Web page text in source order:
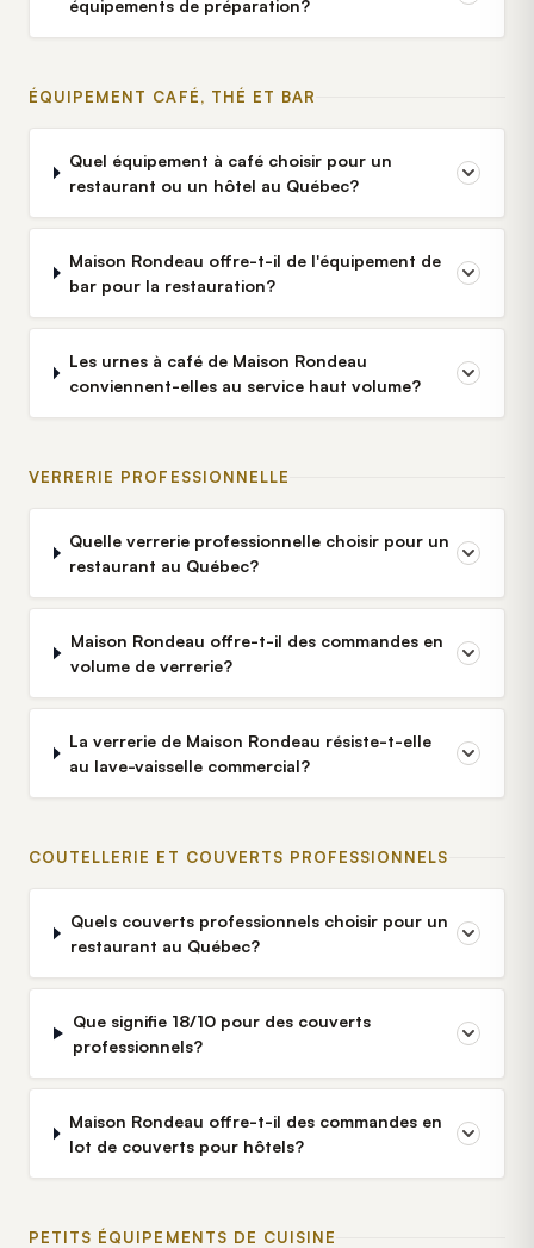
équipements de préparation?
ÉQUIPEMENT CAFÉ, THÉ ET BAR
Quel équipement à café choisir pour un
restaurant ou un hôtel au Québec?
Maison Rondeau offre-t-il de l'équipement de
bar pour la restauration?
Les urnes à café de Maison Rondeau
conviennent-elles au service haut volume?
VERRERIE PROFESSIONNELLE
Quelle verrerie professionnelle choisir pour un
restaurant au Québec?
Maison Rondeau offre-t-il des commandes en
volume de verrerie?
La verrerie de Maison Rondeau résiste-t-elle
au lave-vaisselle commercial?
COUTELLERIE ET COUVERTS PROFESSIONNELS
Quels couverts professionnels choisir pour un
restaurant au Québec?
Que signifie 18/10 pour des couverts
professionnels?
Maison Rondeau offre-t-il des commandes en
lot de couverts pour hôtels?
PETITS ÉQUIPEMENTS DE CUISINE